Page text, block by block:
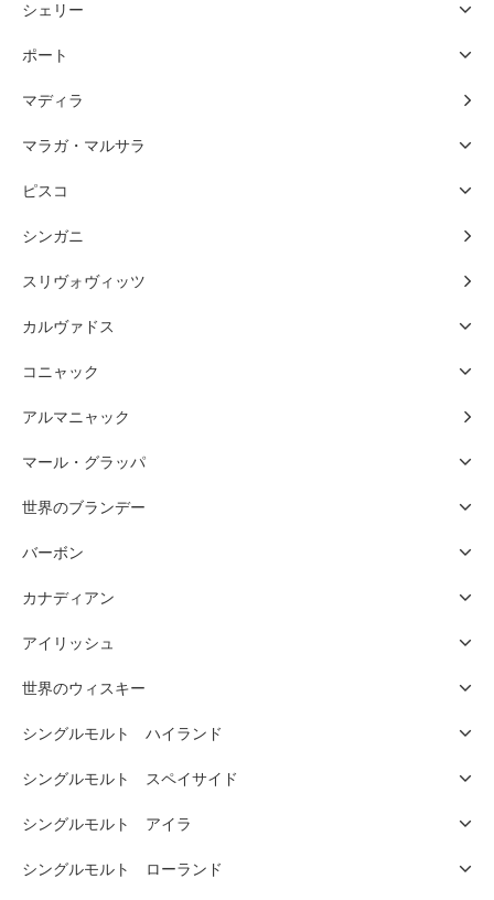
シェリー
ポート
マディラ
マラガ・マルサラ
ピスコ
シンガニ
スリヴォヴィッツ
カルヴァドス
コニャック
アルマニャック
マール・グラッパ
世界のブランデー
バーボン
カナディアン
アイリッシュ
世界のウィスキー
シングルモルト ハイランド
シングルモルト スペイサイド
シングルモルト アイラ
シングルモルト ローランド